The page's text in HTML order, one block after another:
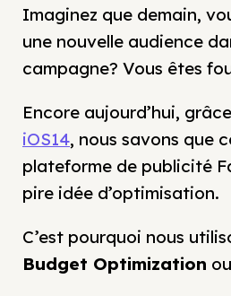
Imaginez que demain,
une nouvelle audience
campagne? Vous êtes
Encore aujourd’hui,
iOS14, nous savons que
plateforme de publicité
pire idée d’optimisation.
C’est pourquoi nous
Budget Optimization